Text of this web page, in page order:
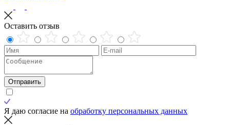
Оставить отзыв
Отправить
Я даю согласие на обработку персональных данных